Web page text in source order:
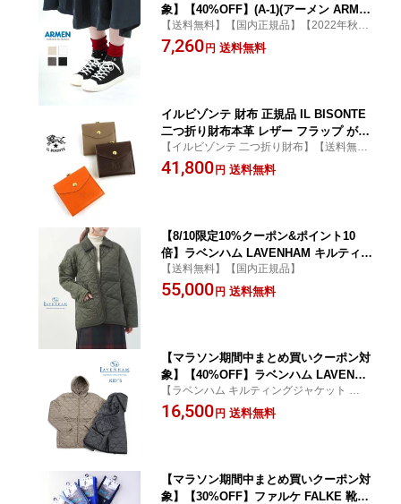
象】【40%OFF】(A-1)(アーメン ARME
N) コットン キャンバス ハイカットスニ
ーカー キャンバススニーカー シューズ
【送料無料】【国内正規品】【2022年秋冬
新作】
7,260 円 送料無料
イルビゾンテ 財布 正規品 IL BISONTE
二つ折り財布本革 レザー フラップ がま
口 ブラック ブラウン ホワイト レッド
オレンジ ネイビー おしゃれ かわいい
【イルビゾンテ 二つ折り財布】【送料無
料】【国内正規品】【CP対象外】
41,800 円 送料無料
【8/10限定10%クーポン&ポイント10
倍】ラベンハム LAVENHAM キルティン
グ ジャケット レイドン アウター シャ
ツカラー 中綿 ラブンスター 軽量 スリ
【送料無料】【国内正規品】
55,000 円 送料無料
【マラソン期間中まとめ買いクーポン対
象】【40%OFF】ラベンハム LAVENHA
M キッズ 100cm 110cm ラブンスター
フード付き キルティングジャケット ネ
【ラベンハム キルティングジャケット ネイ
ランド NAYLAND】【送料無料】【国内正
規品】
16,500 円 送料無料
【マラソン期間中まとめ買いクーポン対
象】【30%OFF】ファルケ FALKE 靴下